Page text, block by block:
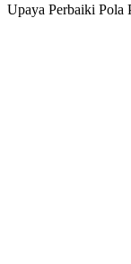
Upaya Perbaiki Pola